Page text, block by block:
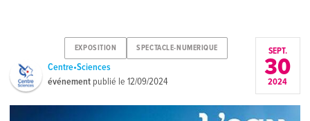
EXPOSITION SPECTACLE-NUMERIQUE
Centre•Sciences
événement publié le12/09/2024
SEPT.
30
2024